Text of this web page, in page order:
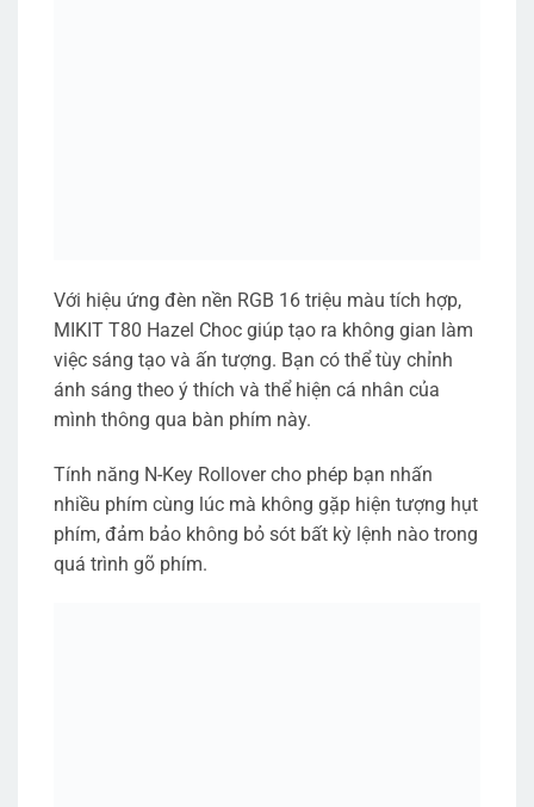
Với hiệu ứng đèn nền RGB 16 triệu màu tích hợp,
MIKIT T80 Hazel Choc giúp tạo ra không gian làm
việc sáng tạo và ấn tượng. Bạn có thể tùy chỉnh
ánh sáng theo ý thích và thể hiện cá nhân của
mình thông qua bàn phím này.
Tính năng N-Key Rollover cho phép bạn nhấn
nhiều phím cùng lúc mà không gặp hiện tượng hụt
phím, đảm bảo không bỏ sót bất kỳ lệnh nào trong
quá trình gõ phím.